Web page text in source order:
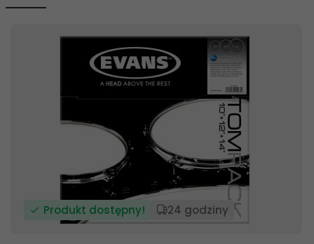
Produkt dostępny! 24 godziny